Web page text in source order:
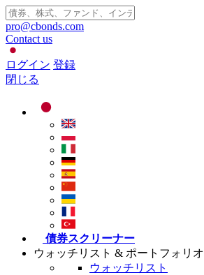
pro@cbonds.com
Contact us
ログイン 登録
閉じる
債券スクリーナー
ウォッチリスト & ポートフォリオ
ウォッチリスト